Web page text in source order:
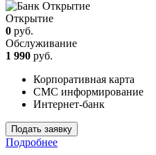
Открытие
0 руб.
Обслуживание
1 990 руб.
Корпоративная карта
СМС информирование
Интернет-банк
Подать заявку
Подробнее